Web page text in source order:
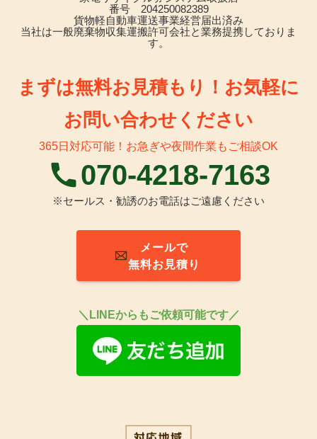
番号 204250082389
貨物軽自動車運送事業経営届出済み
当社は一般廃棄物収集運搬許可会社と業務提携しておりま
す。
まずは無料お見積もり！お気軽に
お問い合わせください
365日対応可能！お急ぎや夜間作業もご相談OK
070-4218-7163
※セールス・勧誘のお電話はご遠慮ください
メールで
無料お見積り
＼ LINEからもご依頼可能です／